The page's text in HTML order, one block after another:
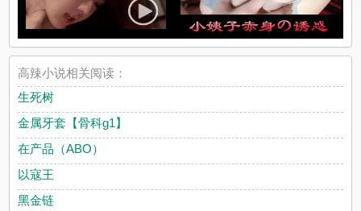
高辣小说相关阅读：
生死树
金属牙套【骨科g1】
在产品（ABO）
以寇王
黑金链